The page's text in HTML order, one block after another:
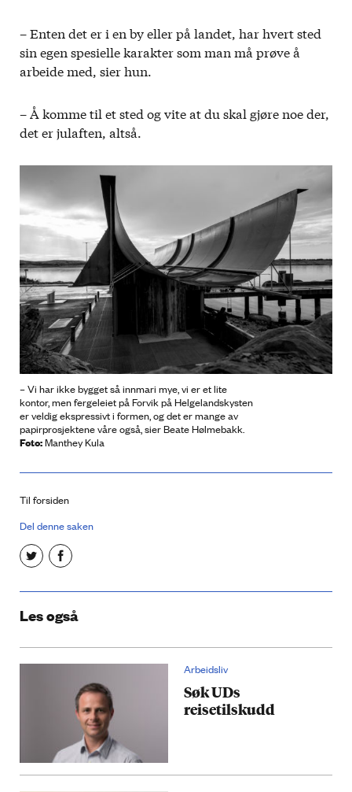
– Enten det er i en by eller på landet, har hvert sted
sin egen spesielle karakter som man må prøve å
arbeide med, sier hun.
– Å komme til et sted og vite at du skal gjøre noe der,
det er julaften, altså.
– Vi har ikke bygget så innmari mye, vi er et lite
kontor, men fergeleiet på Forvik på Helgelandskysten
er veldig ekspressivt i formen, og det er mange av
papirprosjektene våre også, sier Beate Hølmebakk.
Foto:Manthey Kula
Til forsiden
Del denne saken
Les også
Arbeidsliv
Søk UDs
reisetilskudd